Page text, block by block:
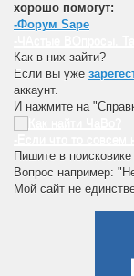
хорошо помогут:
-Форум Sape
Как в них зайти?
Если вы уже
аккаунт.
И нажмите на
Пишите в
Вопрос например:
Мой сайт не